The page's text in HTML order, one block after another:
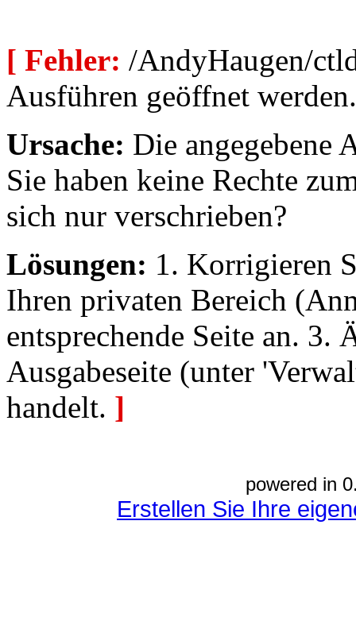
[ Fehler: /AndyHaugen/
Ausführen geöffnet werden.
Ursache: Die angegebene
Sie haben keine Rechte
sich nur verschrieben?
Lösungen: 1. Korrigieren
Ihren privaten Bereich
entsprechende Seite an. 3.
Ausgabeseite (unter
handelt. ]
powered in
Erstellen Sie Ihre